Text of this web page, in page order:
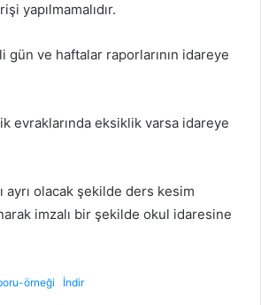
yapılmamalıdır.
gün ve haftalar raporlarının idareye
evraklarında eksiklik varsa idareye
ayrı olacak şekilde ders kesim
imzalı bir şekilde okul idaresine
örneği İndir